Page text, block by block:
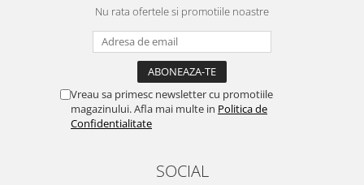
Nu rata ofertele si promotiile noastre
Vreau sa primesc newsletter cu promotiile
magazinului. Afla mai multe in Politica de
Confidentialitate
SOCIAL